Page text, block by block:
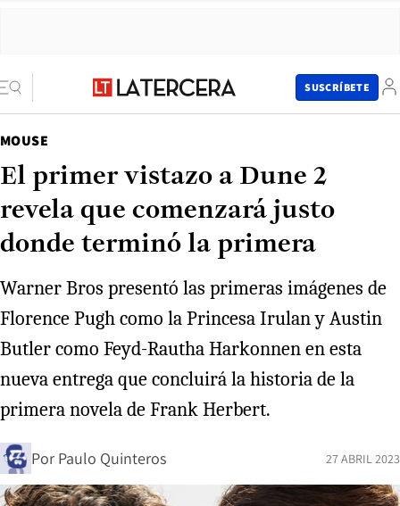
SUSCRÍBETE
MOUSE
El primer vistazo a Dune 2
revela que comenzará justo
donde terminó la primera
Warner Bros presentó las primeras imágenes de
Florence Pugh como la Princesa Irulan y Austin
Butler como Feyd-Rautha Harkonnen en esta
nueva entrega que concluirá la historia de la
primera novela de Frank Herbert.
Por Paulo Quinteros 27 ABRIL 2023